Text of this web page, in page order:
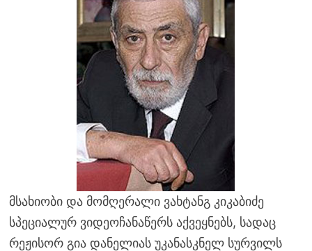
მსახიობი და მომღერალი ვახტანგ კიკაბიძე
სპეციალურ ვიდეოჩანაწერს აქვეყნებს, სადაც
რეჟისორ გია დანელიას უკანასკნელ სურვილს